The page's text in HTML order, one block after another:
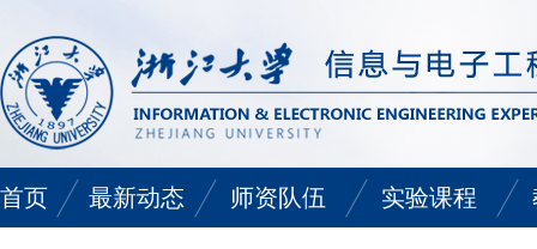
首页 最新动态 师资队伍 实验课程